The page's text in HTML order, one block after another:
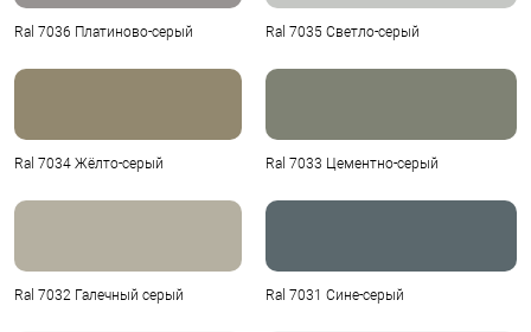
Ral 7036 Платиново-серый Ral 7035 Светло-серый
Ral 7034 Жёлто-серый Ral 7033 Цементно-серый
Ral 7032 Галечный серый Ral 7031 Сине-серый